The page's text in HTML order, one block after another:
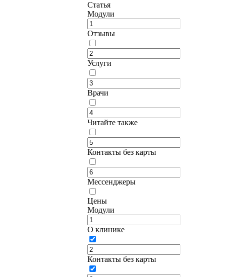
Статья
Модули
Отзывы
Услуги
Врачи
Читайте также
Контакты без карты
Мессенджеры
Цены
Модули
О клинике
Контакты без карты